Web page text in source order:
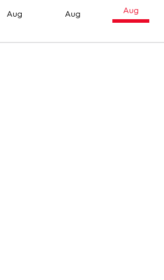
Aug Aug Aug